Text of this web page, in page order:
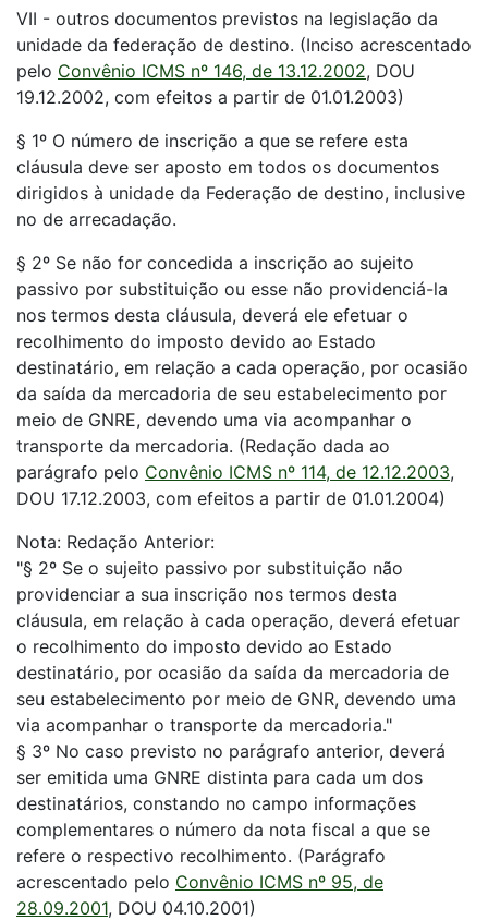
VII - outros documentos previstos na legislação da
unidade da federação de destino. (Inciso acrescentado
pelo Convênio ICMS nº 146, de 13.12.2002, DOU
19.12.2002, com efeitos a partir de 01.01.2003)
§ 1º O número de inscrição a que se refere esta
cláusula deve ser aposto em todos os documentos
dirigidos à unidade da Federação de destino, inclusive
no de arrecadação.
§ 2º Se não for concedida a inscrição ao sujeito
passivo por substituição ou esse não providenciá-la
nos termos desta cláusula, deverá ele efetuar o
recolhimento do imposto devido ao Estado
destinatário, em relação a cada operação, por ocasião
da saída da mercadoria de seu estabelecimento por
meio de GNRE, devendo uma via acompanhar o
transporte da mercadoria. (Redação dada ao
parágrafo pelo Convênio ICMS nº 114, de 12.12.2003,
DOU 17.12.2003, com efeitos a partir de 01.01.2004)
Nota: Redação Anterior:
"§ 2º Se o sujeito passivo por substituição não
providenciar a sua inscrição nos termos desta
cláusula, em relação à cada operação, deverá efetuar
o recolhimento do imposto devido ao Estado
destinatário, por ocasião da saída da mercadoria de
seu estabelecimento por meio de GNR, devendo uma
via acompanhar o transporte da mercadoria."
§ 3º No caso previsto no parágrafo anterior, deverá
ser emitida uma GNRE distinta para cada um dos
destinatários, constando no campo informações
complementares o número da nota fiscal a que se
refere o respectivo recolhimento. (Parágrafo
acrescentado pelo Convênio ICMS nº 95, de
28.09.2001, DOU 04.10.2001)